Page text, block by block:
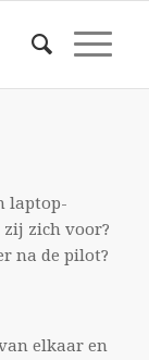
laptop-
zij zich voor?
na de pilot?
elkaar en